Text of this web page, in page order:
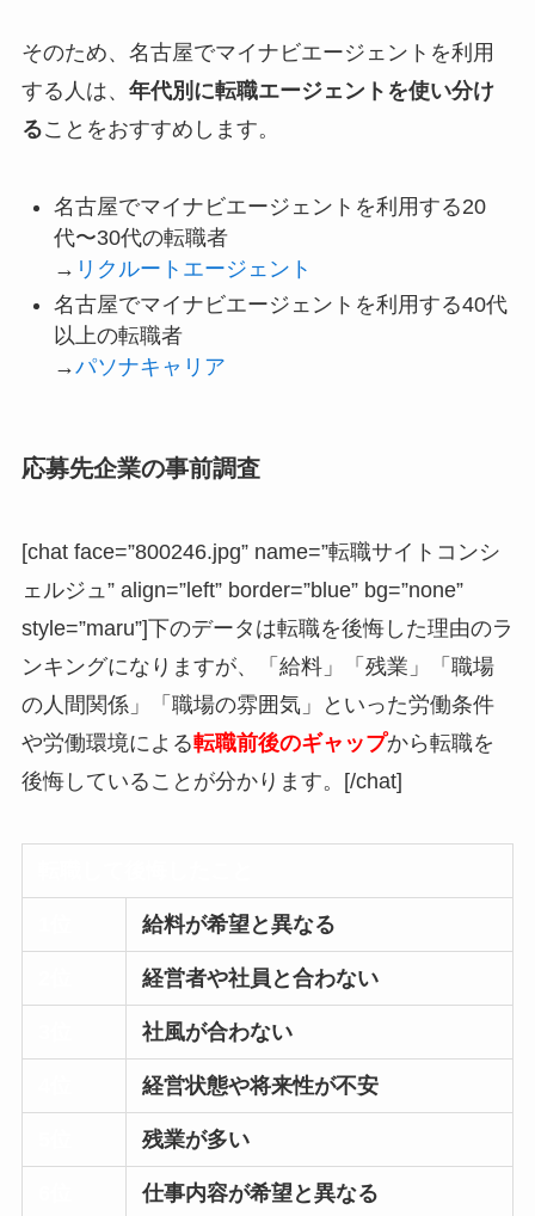
そのため、名古屋でマイナビエージェントを利用
する人は、 年代別に転職エージェントを使い分け
ることをおすすめします。
名古屋でマイナビエージェントを利用する20
代〜30代の転職者
→ リクルートエージェント
名古屋でマイナビエージェントを利用する40代
以上の転職者
→パソナキャリア
応募先企業の事前調査
[chat face=”800246.jpg” name=”転職サイトコンシ
ェルジュ” align=”left” border=”blue” bg=”none”
style=”maru”]下のデータは転職を後悔した理由のラ
ンキングになりますが、「給料」「残業」「職場
の人間関係」「職場の雰囲気」といった労働条件
や労働環境による転職前後のギャップから転職を
後悔していることが分かります。[/chat]
給料が希望と異なる
経営者や社員と合わない
社風が合わない
経営状態や将来性が不安
残業が多い
仕事内容が希望と異なる